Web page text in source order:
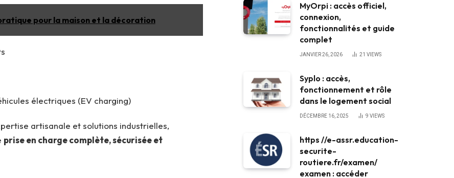
pour la maison et la décoration
électriques (EV charging)
artisanale et solutions industrielles,
prise en charge complète, sécurisée et
MyOrpi : accès officiel,
connexion,
fonctionnalités et guide
complet
JANVIER 26, 2026 21 VIEWS
Syplo : accès,
fonctionnement et rôle
dans le logement social
DÉCEMBRE 16, 2025 9 VIEWS
https //e-assr.education-
securite-
routiere.fr/examen/
examen : accéder